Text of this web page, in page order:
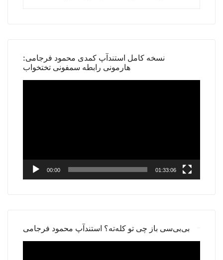
نسخه کامل استندآپ کمدی محمود فرجامی:
هارمونی رابطه سمفونی تختخواب
00:00 01:33:06
بی‌بی‌سی باز چی تو کله‌ته؟ استندآپ محمود فرجامی